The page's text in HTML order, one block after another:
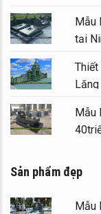
Mẫu
tại
Thiết
Mẫu
Sản phẩm đẹp
Mẫu